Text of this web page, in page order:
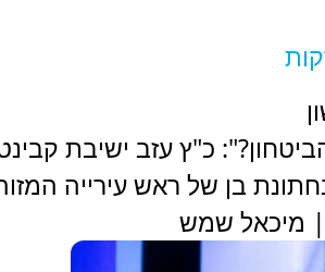
כ"ץ עזב ישיבת
בן של ראש עירייה
| מיכאל שמש